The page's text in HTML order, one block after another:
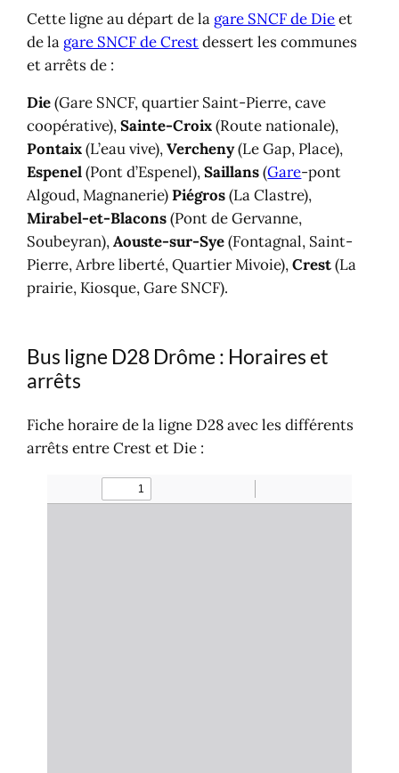
Cette ligne au départ de la gare SNCF de Dieet
de la gare SNCF de Crestdessert les communes
et arrêts de :
Die(Gare SNCF, quartier Saint-Pierre, cave
coopérative),Sainte-Croix(Route nationale),
Pontaix(L’eau vive),Vercheny(Le Gap, Place),
Espenel(Pont d’Espenel),Saillans(Gare-pont
Algoud, Magnanerie)Piégros(La Clastre),
Mirabel-et-Blacons(Pont de Gervanne,
Soubeyran),Aouste-sur-Sye(Fontagnal, Saint-
Pierre, Arbre liberté, Quartier Mivoie),Crest(La
prairie, Kiosque, Gare SNCF).
Bus ligne D28 Drôme : Horaires et
arrêts
Fiche horaire de la ligne D28 avec les différents
arrêts entre Crest et Die :